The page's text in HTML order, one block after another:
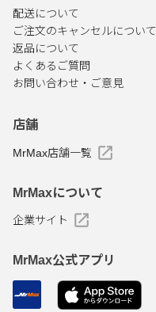
配送について
ご注文のキャンセルについて
返品について
よくあるご質問
お問い合わせ・ご意見
店舗
MrMax店舗一覧
MrMaxについて
企業サイト
MrMax公式アプリ